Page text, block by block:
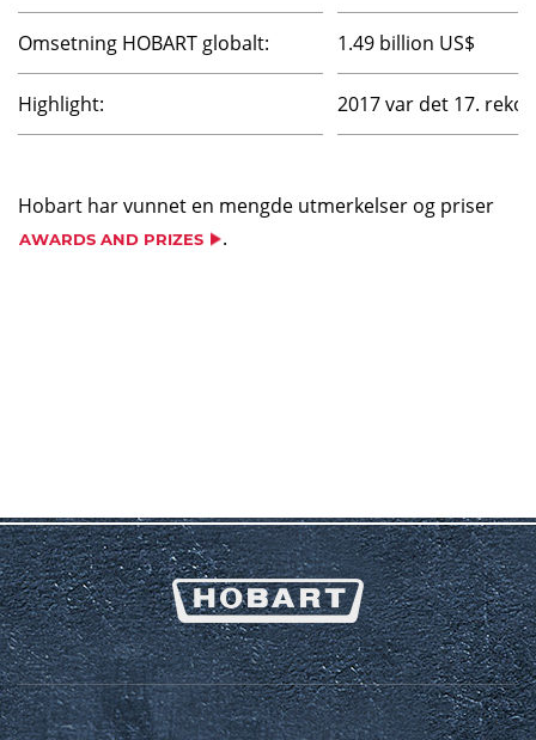
Omsetning HOBART globalt: 1.49 billion US$
Highlight: 2017 var det 17.
Hobart har vunnet en mengde utmerkelser og priser
AWARDS AND PRIZES .